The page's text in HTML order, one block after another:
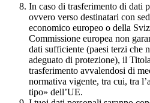
In caso di trasferimento di dati
ovvero verso destinatari con
economico europeo o della
Commissione europea non
dati sufficiente (paesi terzi che
adeguato di protezione), il
trasferimento avvalendosi di
normativa vigente, tra cui, tra
tipo» dell’UE.